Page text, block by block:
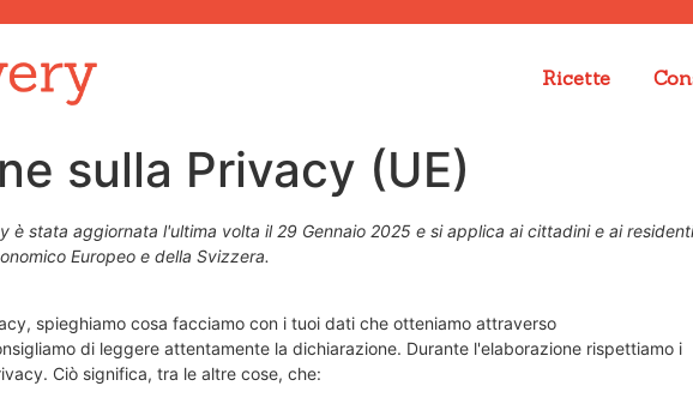
Ricette
sulla Privacy (UE)
è stata aggiornata l'ultima volta il 29 Gennaio 2025 e si applica ai cittadini e ai residenti
Europeo e della Svizzera.
spieghiamo cosa facciamo con i tuoi dati che otteniamo attraverso
di leggere attentamente la dichiarazione. Durante l'elaborazione rispettiamo i
Ciò significa, tra le altre cose, che: